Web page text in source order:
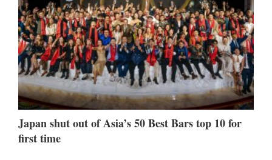
Japan shut out of Asia’s 50 Best Bars top 10 for
first time